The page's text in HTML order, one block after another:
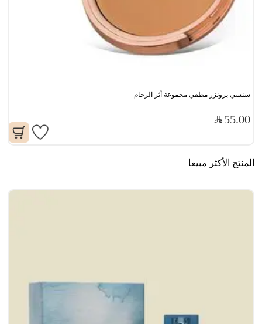
سنسي برونزر مطفي مجموعة أثر الرخام
55.00
المنتج الأكثر مبيعا